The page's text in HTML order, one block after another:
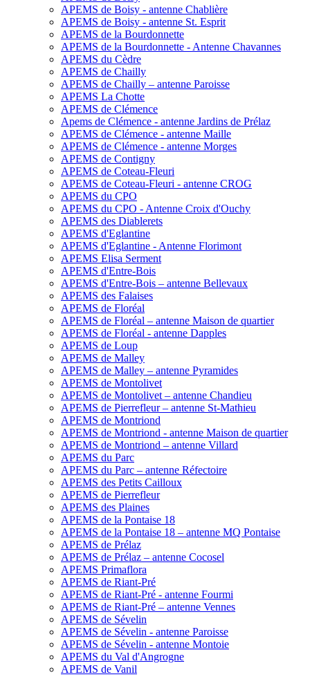
APEMS de Boisy - antenne Chablière
APEMS de Boisy - antenne St. Esprit
APEMS de la Bourdonnette
APEMS de la Bourdonnette - Antenne Chavannes
APEMS du Cèdre
APEMS de Chailly
APEMS de Chailly – antenne Paroisse
APEMS La Chotte
APEMS de Clémence
Apems de Clémence - antenne Jardins de Prélaz
APEMS de Clémence - antenne Maille
APEMS de Clémence - antenne Morges
APEMS de Contigny
APEMS de Coteau-Fleuri
APEMS de Coteau-Fleuri - antenne CROG
APEMS du CPO
APEMS du CPO - Antenne Croix d'Ouchy
APEMS des Diablerets
APEMS d'Eglantine
APEMS d'Eglantine - Antenne Florimont
APEMS Elisa Serment
APEMS d'Entre-Bois
APEMS d'Entre-Bois – antenne Bellevaux
APEMS des Falaises
APEMS de Floréal
APEMS de Floréal – antenne Maison de quartier
APEMS de Floréal - antenne Dapples
APEMS de Loup
APEMS de Malley
APEMS de Malley – antenne Pyramides
APEMS de Montolivet
APEMS de Montolivet – antenne Chandieu
APEMS de Pierrefleur – antenne St-Mathieu
APEMS de Montriond
APEMS de Montriond - antenne Maison de quartier
APEMS de Montriond – antenne Villard
APEMS du Parc
APEMS du Parc – antenne Réfectoire
APEMS des Petits Cailloux
APEMS de Pierrefleur
APEMS des Plaines
APEMS de la Pontaise 18
APEMS de la Pontaise 18 – antenne MQ Pontaise
APEMS de Prélaz
APEMS de Prélaz – antenne Cocosel
APEMS Primaflora
APEMS de Riant-Pré
APEMS de Riant-Pré - antenne Fourmi
APEMS de Riant-Pré – antenne Vennes
APEMS de Sévelin
APEMS de Sévelin - antenne Paroisse
APEMS de Sévelin - antenne Montoie
APEMS du Val d'Angrogne
APEMS de Vanil